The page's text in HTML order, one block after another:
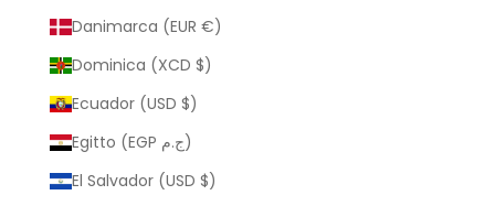
Danimarca (EUR €)
Dominica (XCD $)
Ecuador (USD $)
Egitto (EGP ج.م)
El Salvador (USD $)